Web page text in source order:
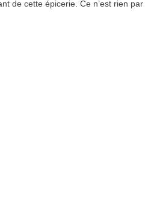
de cette épicerie. Ce n’est rien par